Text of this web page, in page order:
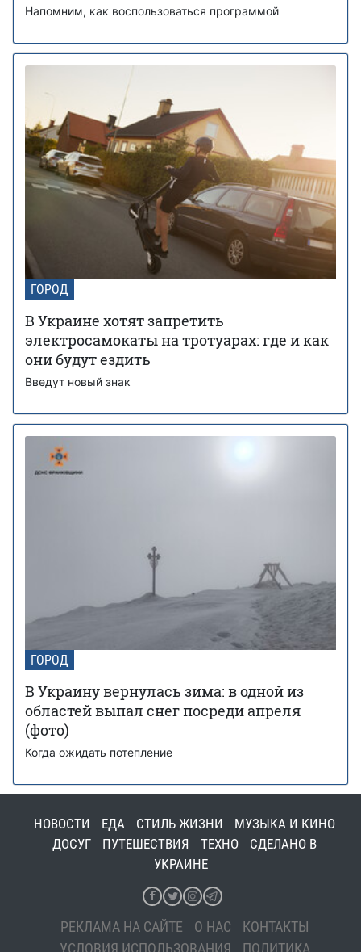
Напомним, как воспользоваться программой
ГОРОД
В Украине хотят запретить
электросамокаты на тротуарах: где и как
они будут ездить
Введут новый знак
ГОРОД
В Украину вернулась зима: в одной из
областей выпал снег посреди апреля
(фото)
Когда ожидать потепление
НОВОСТИ ЕДА СТИЛЬ ЖИЗНИ
МУЗЫКА И КИНО
ДОСУГ
ПУТЕШЕСТВИЯ ТЕХНО
СДЕЛАНО В
УКРАИНЕ
РЕКЛАМА НА САЙТЕ О НАС
КОНТАКТЫ